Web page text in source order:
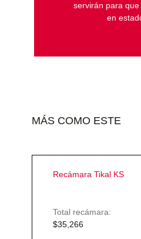
servirán para
en
MÁS COMO ESTE
Recámara Tikal KS
Total recámara:
$35,266